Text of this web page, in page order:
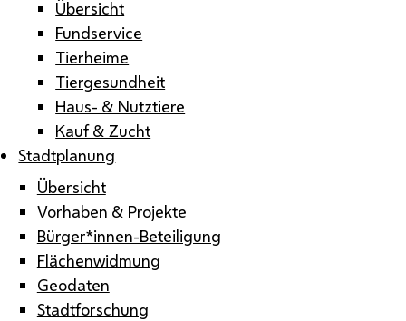
Übersicht
Fundservice
Tierheime
Tiergesundheit
Haus- & Nutztiere
Kauf & Zucht
Stadtplanung
Übersicht
Vorhaben & Projekte
Bürger*innen-Beteiligung
Flächenwidmung
Geodaten
Stadtforschung